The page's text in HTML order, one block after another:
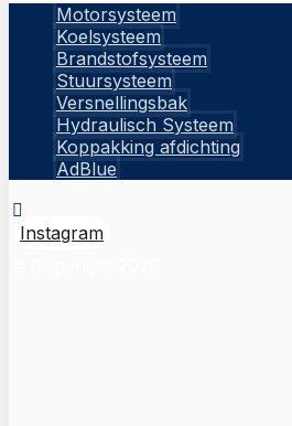
Motorsysteem
Koelsysteem
Brandstofsysteem
Stuursysteem
Versnellingsbak
Hydraulisch Systeem
Koppakking afdichting
AdBlue
Instagram